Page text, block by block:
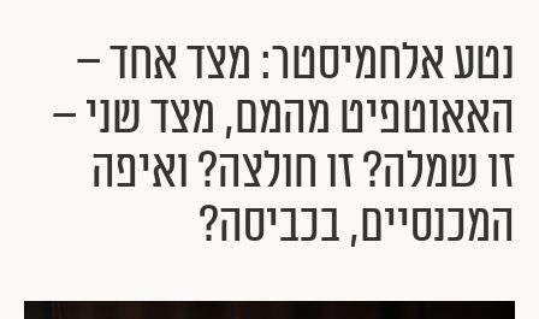
נטע אלחמיסטר: מצד אחד –
האאוטפיט מהמם, מצד שני –
זו שמלה? זו חולצה? ואיפה
המכנסיים, בכביסה?